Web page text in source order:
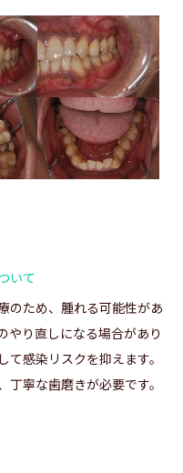
いて
のため、腫れる可能性があ
やり直しになる場合があり
感染リスクを抑えます。
寧な歯磨きが必要です。